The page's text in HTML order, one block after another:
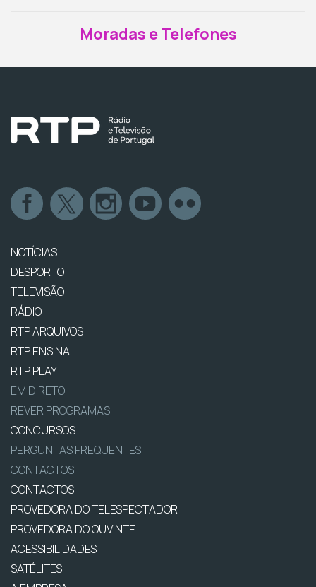
Moradas e Telefones
NOTÍCIAS
DESPORTO
TELEVISÃO
RÁDIO
RTP ARQUIVOS
RTP ENSINA
RTP PLAY
EM DIRETO
REVER PROGRAMAS
CONCURSOS
PERGUNTAS FREQUENTES
CONTACTOS
CONTACTOS
PROVEDORA DO TELESPECTADOR
PROVEDORA DO OUVINTE
ACESSIBILIDADES
SATÉLITES